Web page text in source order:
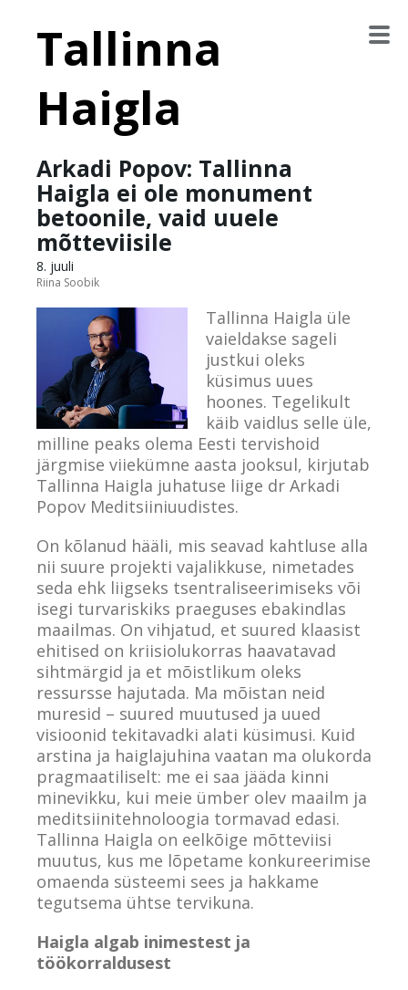
Tallinna
Haigla
Arkadi Popov: Tallinna
Haigla ei ole monument
betoonile, vaid uuele
mõtteviisile
8. juuli
Riina Soobik
Tallinna Haigla üle
vaieldakse sageli
justkui oleks
küsimus uues
hoones. Tegelikult
käib vaidlus selle üle,
milline peaks olema Eesti tervishoid
järgmise viiekümne aasta jooksul, kirjutab
Tallinna Haigla juhatuse liige dr Arkadi
Popov Meditsiiniuudistes.
On kõlanud hääli, mis seavad kahtluse alla
nii suure projekti vajalikkuse, nimetades
seda ehk liigseks tsentraliseerimiseks või
isegi turvariskiks praeguses ebakindlas
maailmas. On vihjatud, et suured klaasist
ehitised on kriisiolukorras haavatavad
sihtmärgid ja et mõistlikum oleks
ressursse hajutada. Ma mõistan neid
muresid – suured muutused ja uued
visioonid tekitavadki alati küsimusi. Kuid
arstina ja haiglajuhina vaatan ma olukorda
pragmaatiliselt: me ei saa jääda kinni
minevikku, kui meie ümber olev maailm ja
meditsiinitehnoloogia tormavad edasi.
Tallinna Haigla on eelkõige mõtteviisi
muutus, kus me lõpetame konkureerimise
omaenda süsteemi sees ja hakkame
tegutsema ühtse tervikuna.
Haigla algab inimestest ja
töökorraldusest